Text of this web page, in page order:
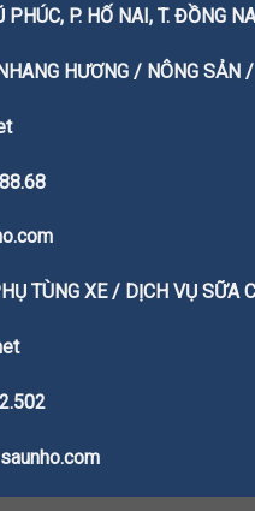
P. HỐ NAI, T. ĐỒNG
HƯƠNG / NÔNG SẢN
TÙNG XE / DỊCH VỤ SỮA